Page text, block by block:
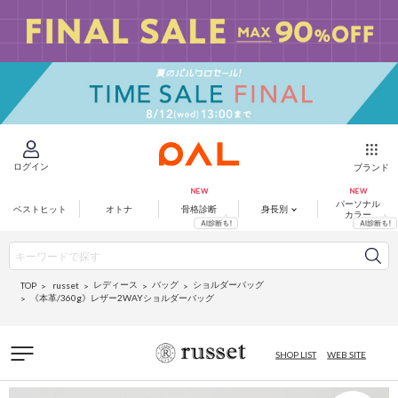
ログイン ブランド
ベストヒット オトナ 骨格診断 身長別
パーソナル
カラー
TOP russet レディース バッグ
ショルダーバッグ
《本革/360g》レザー2WAYショルダーバッグ
SHOP LIST WEB SITE